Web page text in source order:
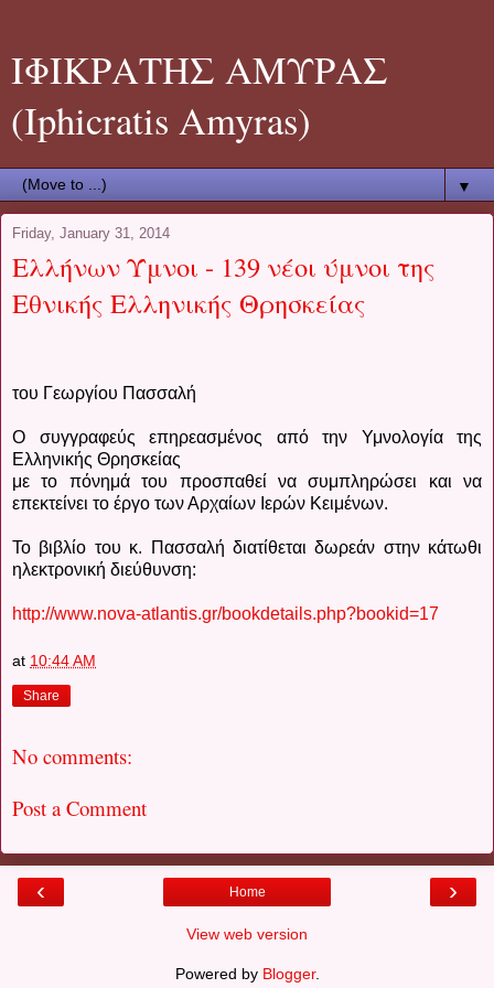
ΙΦΙΚΡΑΤΗΣ ΑΜΥΡΑΣ
(Iphicratis Amyras)
▼
Friday, January 31, 2014
Ελλήνων Ύμνοι - 139 νέοι ύμνοι της
Εθνικής Ελληνικής Θρησκείας
του Γεωργίου Πασσαλή
Ο συγγραφεύς επηρεασμένος από την Υμνολογία της
Ελληνικής Θρησκείας
με το πόνημά του προσπαθεί να συμπληρώσει και να
επεκτείνει το έργο των Αρχαίων Ιερών Κειμένων.
Το βιβλίο του κ. Πασσαλή διατίθεται δωρεάν στην κάτωθι
ηλεκτρονική διεύθυνση:
http://www.nova-atlantis.gr/bookdetails.php?bookid=17
at 10:44 AM
Share
No comments:
Post a Comment
‹ ›
Home
View web version
Powered by Blogger.